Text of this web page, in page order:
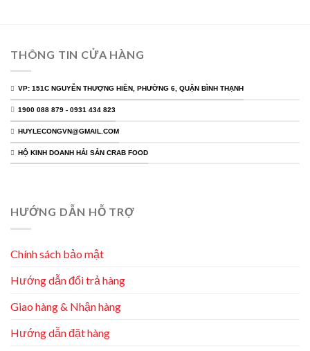
THÔNG TIN CỬA HÀNG
VP: 151C NGUYỄN THƯỢNG HIỀN, PHƯỜNG 6, QUẬN BÌNH THẠNH
1900 088 879 - 0931 434 823
HUYLECONGVN@GMAIL.COM
HỘ KINH DOANH HẢI SẢN CRAB FOOD
HƯỚNG DẪN HỖ TRỢ
Chính sách bảo mật
Hướng dẫn đổi trả hàng
Giao hàng & Nhận hàng
Hướng dẫn đặt hàng